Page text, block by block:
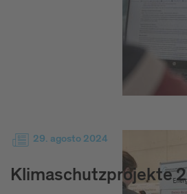
29. agosto 2024
Klimaschutzprojekte